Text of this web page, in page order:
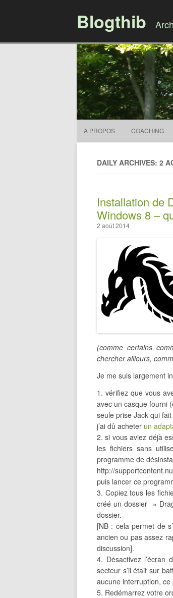
Blogthib
À PROPOS COACHING
DAILY ARCHIVES: 2
Installation de
Windows 8 –
2 août 2014
(comme certains
chercher ailleurs,
Je me suis largement
1. vérifiez que vous
avec un casque fourni
seule prise Jack qui
j’ai dû acheter un
2. si vous aviez déjà
les fichiers sans
programme de
http://
puis lancer ce
3. Copiez tous les
créé un dossier »
dossier.
[NB : cela permet de
ancien ou pas assez
discussion].
4. Désactivez l’écran
secteur s’il était sur
aucune interruption,
5. Redémarrez votre